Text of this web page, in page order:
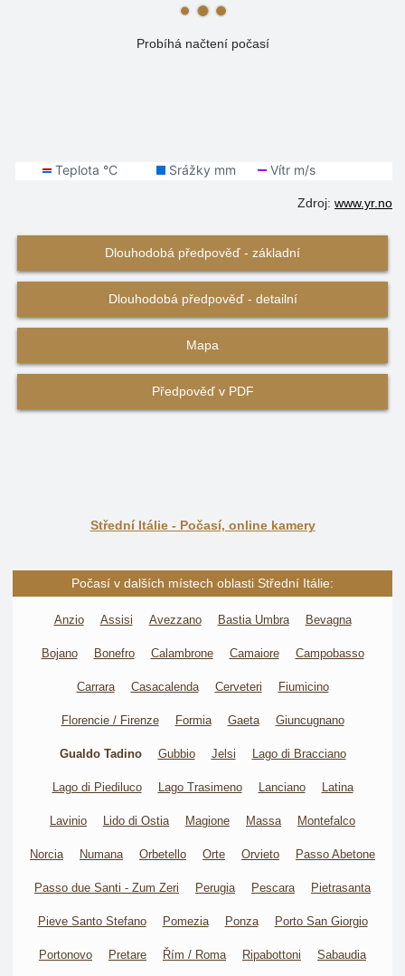
Probíhá načtení počasí
Zdroj: www.yr.no
Dlouhodobá předpověď - základní
Dlouhodobá předpověď - detailní
Mapa
Předpověď v PDF
Střední Itálie - Počasí, online kamery
Počasí v dalších místech oblasti Střední Itálie:
Anzio Assisi Avezzano Bastia Umbra Bevagna
Bojano Bonefro Calambrone Camaiore Campobasso
Carrara Casacalenda Cerveteri Fiumicino
Florencie / Firenze Formia Gaeta Giuncugnano
Gualdo Tadino Gubbio Jelsi Lago di Bracciano
Lago di Piediluco Lago Trasimeno Lanciano Latina
Lavinio Lido di Ostia Magione Massa Montefalco
Norcia Numana Orbetello Orte Orvieto Passo Abetone
Passo due Santi - Zum Zeri Perugia Pescara Pietrasanta
Pieve Santo Stefano Pomezia Ponza Porto San Giorgio
Portonovo Pretare Řím / Roma Ripabottoni Sabaudia